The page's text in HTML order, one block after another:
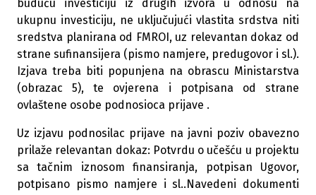
buduću investiciju iz drugih izvora u odnosu na
ukupnu investiciju, ne uključujući vlastita srdstva niti
sredstva planirana od FMROI, uz relevantan dokaz od
strane sufinansijera (pismo namjere, predugovor i sl.).
Izjava treba biti popunjena na obrascu Ministarstva
(obrazac 5), te ovjerena i potpisana od strane
ovlaštene osobe podnosioca prijave .
Uz izjavu podnosilac prijave na javni poziv obavezno
prilaže relevantan dokaz: Potvrdu o učešću u projektu
sa tačnim iznosom finansiranja, potpisan Ugovor,
potpisano pismo namjere i sl..Navedeni dokumenti